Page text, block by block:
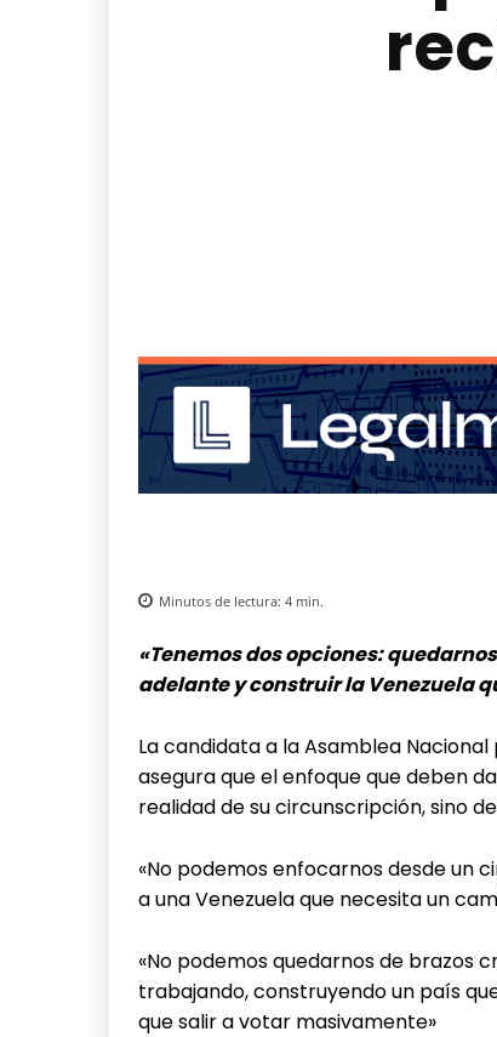
Minutos de lectura: 4 min.
«Tenemos dos opciones:
adelante y construir la Venezuela
La candidata a la Asamblea
asegura que el enfoque que deben
realidad de su circunscripción, sino
«No podemos enfocarnos desde un
a una Venezuela que necesita un
«No podemos quedarnos de brazos
trabajando, construyendo un país
que salir a votar masivamente»